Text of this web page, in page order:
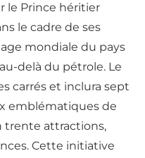
le Prince héritier
le cadre de ses
mondiale du pays
delà du pétrole. Le
carrés et inclura sept
emblématiques de
trente attractions,
Cette initiative